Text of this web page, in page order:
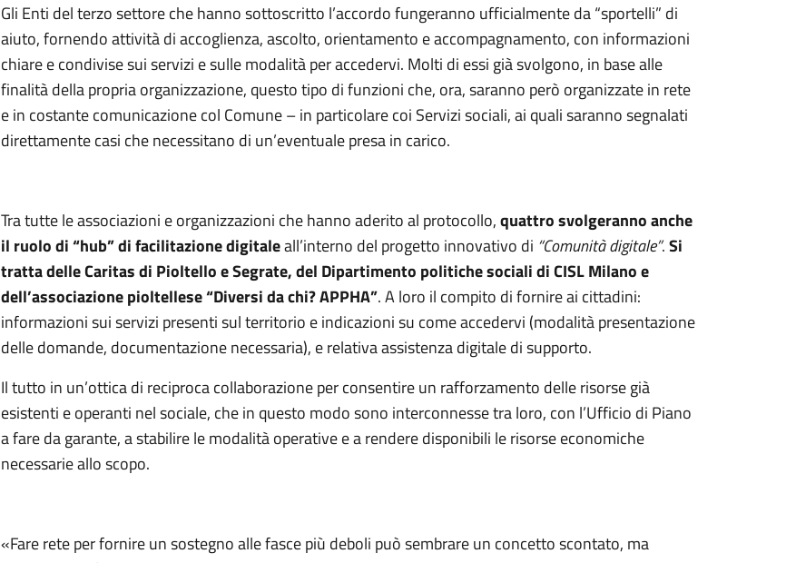
Gli Enti del terzo settore che hanno sottoscritto l’accordo fungeranno ufficialmente da “sportelli” di
aiuto, fornendo attività di accoglienza, ascolto, orientamento e accompagnamento, con informazioni
chiare e condivise sui servizi e sulle modalità per accedervi. Molti di essi già svolgono, in base alle
finalità della propria organizzazione, questo tipo di funzioni che, ora, saranno però organizzate in rete
e in costante comunicazione col Comune – in particolare coi Servizi sociali, ai quali saranno segnalati
direttamente casi che necessitano di un’eventuale presa in carico.
Tra tutte le associazioni e organizzazioni che hanno aderito al protocollo,quattro svolgeranno anche
il ruolo di “hub” di facilitazione digitaleall’interno del progetto innovativo di “Comunità digitale”.Si
tratta delle Caritas di Pioltello e Segrate, del Dipartimento politiche sociali di CISL Milano e
dell’associazione pioltellese “Diversi da chi? APPHA”. A loro il compito di fornire ai cittadini:
informazioni sui servizi presenti sul territorio e indicazioni su come accedervi (modalità presentazione
delle domande, documentazione necessaria), e relativa assistenza digitale di supporto.
Il tutto in un’ottica di reciproca collaborazione per consentire un rafforzamento delle risorse già
esistenti e operanti nel sociale, che in questo modo sono interconnesse tra loro, con l’Ufficio di Piano
a fare da garante, a stabilire le modalità operative e a rendere disponibili le risorse economiche
necessarie allo scopo.
«Fare rete per fornire un sostegno alle fasce più deboli può sembrare un concetto scontato, ma